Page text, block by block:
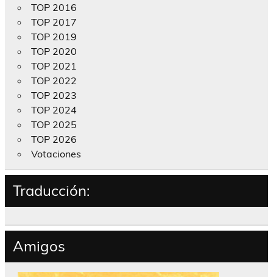
TOP 2016
TOP 2017
TOP 2019
TOP 2020
TOP 2021
TOP 2022
TOP 2023
TOP 2024
TOP 2025
TOP 2026
Votaciones
Traducción:
Amigos